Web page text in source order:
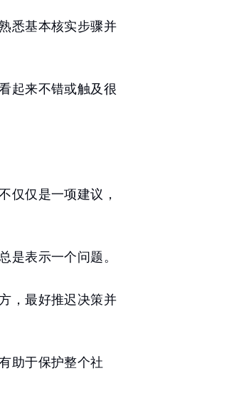
悉基本核实步骤并
起来不错或触及很
仅仅是一项建议，
是表示一个问题。
，最好推迟决策并
助于保护整个社